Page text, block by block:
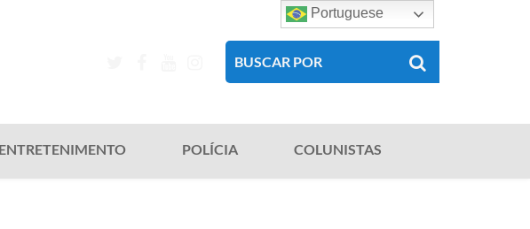
ENTRETENIMENTO POLÍCIA COLUNISTAS
Portuguese